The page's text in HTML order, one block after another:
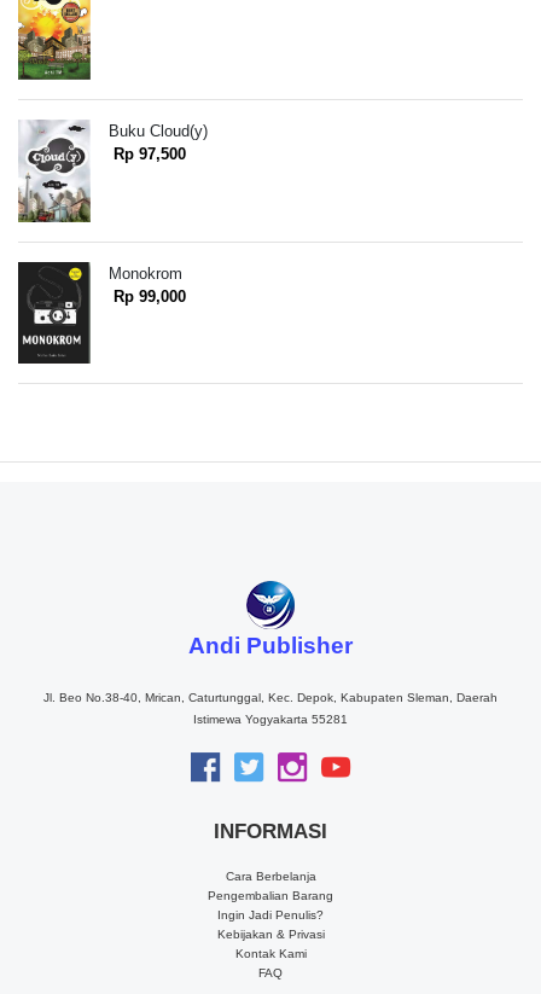
Buku Cloud(y)
Rp 97,500
Monokrom
Rp 99,000
Andi Publisher
Jl. Beo No.38-40, Mrican, Caturtunggal, Kec. Depok, Kabupaten Sleman, Daerah
Istimewa Yogyakarta 55281
INFORMASI
Cara Berbelanja
Pengembalian Barang
Ingin Jadi Penulis?
Kebijakan & Privasi
Kontak Kami
FAQ